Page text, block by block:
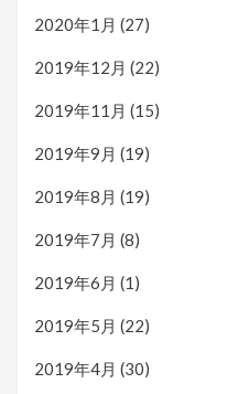
2020年1月 (27)
2019年12月 (22)
2019年11月 (15)
2019年9月 (19)
2019年8月 (19)
2019年7月 (8)
2019年6月 (1)
2019年5月 (22)
2019年4月 (30)